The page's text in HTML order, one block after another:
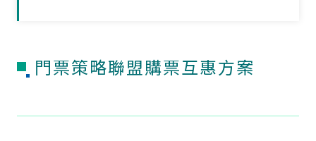
門票策略聯盟購票互惠方案